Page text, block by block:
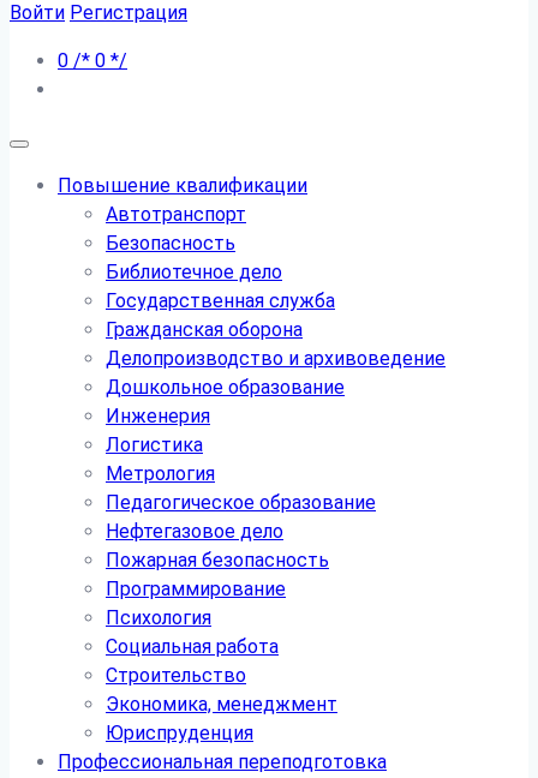
Войти Регистрация
0 /* 0 */
Повышение квалификации
Автотранспорт
Безопасность
Библиотечное дело
Государственная служба
Гражданская оборона
Делопроизводство и архивоведение
Дошкольное образование
Инженерия
Логистика
Метрология
Педагогическое образование
Нефтегазовое дело
Пожарная безопасность
Программирование
Психология
Социальная работа
Строительство
Экономика, менеджмент
Юриспруденция
Профессиональная переподготовка